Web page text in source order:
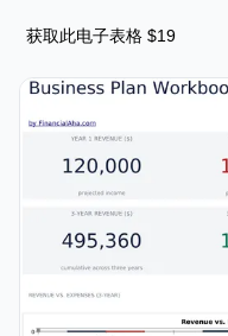
获取此电子表格 $19